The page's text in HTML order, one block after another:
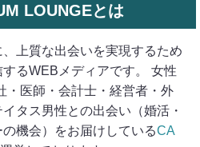
LOUNGEとは
上質な出会いを実現するため
るWEBメディアです。 女性
・医師・会計士・経営者・外
タス男性との出会い（婚活・
機会）をお届けしているCA